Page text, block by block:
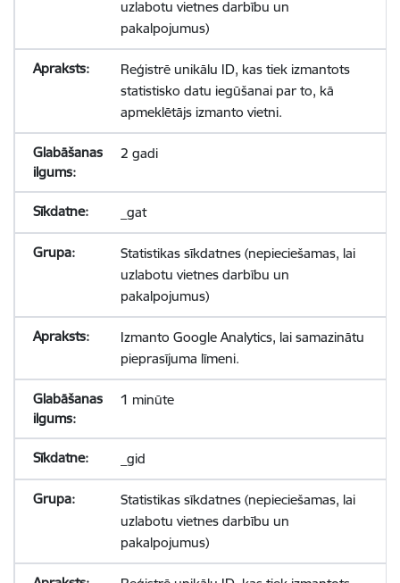
uzlabotu vietnes darbību un
pakalpojumus)
Reģistrē unikālu ID, kas tiek izmantots
statistisko datu iegūšanai par to, kā
apmeklētājs izmanto vietni.
2 gadi
_gat
Statistikas sīkdatnes (nepieciešamas, lai
uzlabotu vietnes darbību un
pakalpojumus)
Izmanto Google Analytics, lai samazinātu
pieprasījuma līmeni.
1 minūte
_gid
Statistikas sīkdatnes (nepieciešamas, lai
uzlabotu vietnes darbību un
pakalpojumus)